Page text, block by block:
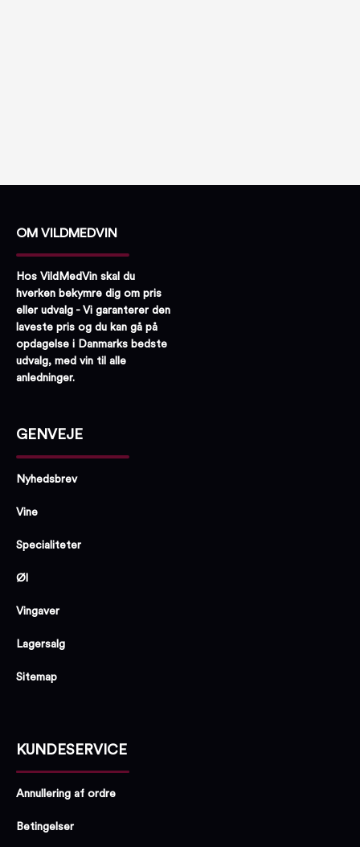
OM VILDMEDVIN
Hos VildMedVin skal du
hverken bekymre dig om pris
eller udvalg - Vi garanterer den
laveste pris og du kan gå på
opdagelse i Danmarks bedste
udvalg, med vin til alle
anledninger.
GENVEJE
Nyhedsbrev
Vine
Specialiteter
Øl
Vingaver
Lagersalg
Sitemap
KUNDESERVICE
Annullering af ordre
Betingelser